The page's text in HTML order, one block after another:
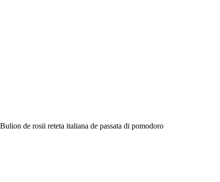
Bulion de rosii reteta italiana de passata di pomodoro